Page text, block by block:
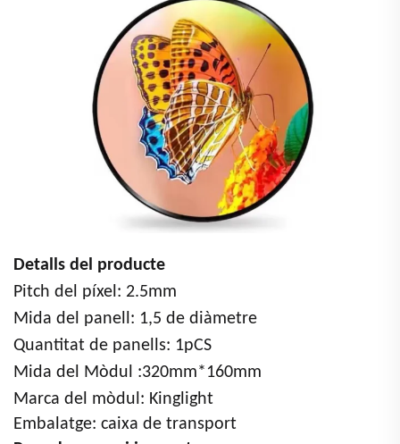
Detalls del producte
Pitch del píxel: 2.5mm
Mida del panell: 1,5 de diàmetre
Quantitat de panells: 1pCS
Mida del Mòdul :320mm*160mm
Marca del mòdul: Kinglight
Embalatge: caixa de transport